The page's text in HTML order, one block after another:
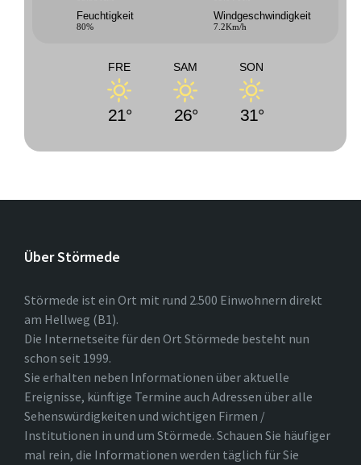
Feuchtigkeit
80%
Windgeschwindigkeit
7.2Km/h
FRE
21°
SAM
26°
SON
31°
Über Störmede
Störmede ist ein Ort mit rund 2.500 Einwohnern direkt
am Hellweg (B1).
Die Internetseite für den Ort Störmede besteht nun
schon seit 1999.
Sie erhalten neben Informationen über aktuelle
Ereignisse, künftige Termine auch Adressen über alle
Sehenswürdigkeiten und wichtigen Firmen /
Institutionen in und um Störmede. Schauen Sie häufiger
mal rein, die Informationen werden täglich für Sie